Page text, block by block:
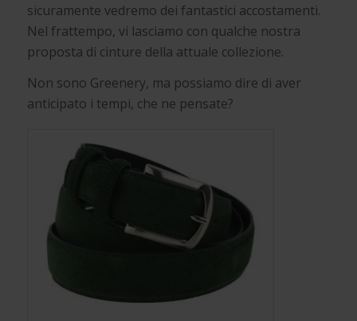
sicuramente vedremo dei fantastici accostamenti.
Nel frattempo, vi lasciamo con qualche nostra
proposta di cinture della attuale collezione.
Non sono Greenery, ma possiamo dire di aver
anticipato i tempi, che ne pensate?